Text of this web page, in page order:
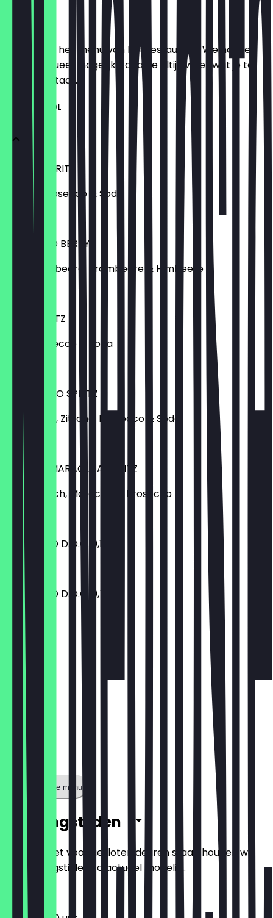
Menu
Hier vind je het menu van het restaurant. We houden
het zo actueel mogelijk, zodat je altijd weet wat je te
wachten staat.
MIT ALKOHOL
APEROL SPRITZ
Aperol, Prosecco & Soda
€ 8,50
LILLET WILD BERRY
Lillet, Waldbeere, Brombeere & Himbeere
SARTI SPRITZ
Sarti, Prosecco & Soda
LIMONCELLO SPRITZ
Limoncello, Zitrone, Prosecco & Soda
€ 8,50
PFIRSICH MARACUJA SPRITZ
Lillet, Pfirsich, Maracuja & Prosecco
€ 8,50
PROSECCO D.O.C. 0,1 l
€ 3,90
PROSECCO D.O.C. 0,75 l
€ 25,00
Toon volledige menu
Openingstijden
Zodat je niet voor gesloten deuren staat, houden we
de openingstijden zo actueel mogelijk.